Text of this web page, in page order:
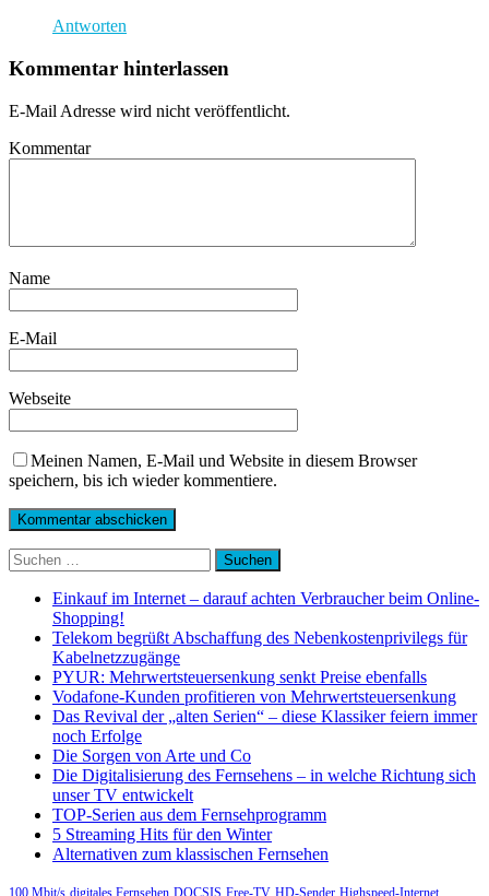
Antworten
Kommentar hinterlassen
E-Mail Adresse wird nicht veröffentlicht.
Kommentar
Name
E-Mail
Webseite
Meinen Namen, E-Mail und Website in diesem Browser
speichern, bis ich wieder kommentiere.
Suchen
nach:
Einkauf im Internet – darauf achten Verbraucher beim Online-
Shopping!
Telekom begrüßt Abschaffung des Nebenkostenprivilegs für
Kabelnetzzugänge
PYUR: Mehrwertsteuersenkung senkt Preise ebenfalls
Vodafone-Kunden profitieren von Mehrwertsteuersenkung
Das Revival der „alten Serien“ – diese Klassiker feiern immer
noch Erfolge
Die Sorgen von Arte und Co
Die Digitalisierung des Fernsehens – in welche Richtung sich
unser TV entwickelt
TOP-Serien aus dem Fernsehprogramm
5 Streaming Hits für den Winter
Alternativen zum klassischen Fernsehen
100 Mbit/s digitales Fernsehen DOCSIS Free-TV HD-Sender Highspeed-Internet